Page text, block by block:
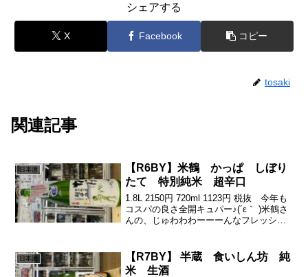
シェアする
X Facebook コピー
tosaki
関連記事
日本酒
【R6BY】米鶴 かっぱ しぼり
たて 特別純米 超辛口
1.8L 2150円 720ml 1123円 税抜 今年も
コスパの良さ全開キュパー♪(´ε｀ )米鶴さ
んの、じゅわわわーーーんなフレッシュ
(о´∀`...
日本酒
【R7BY】 半蔵 食いしん坊 純
米 生酒